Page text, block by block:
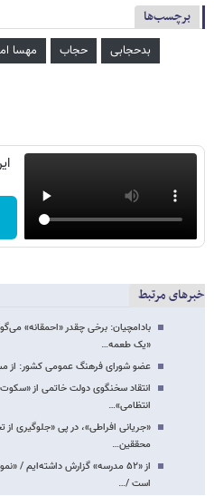
برچسب‌ها
بدحجابی حجاب مهسا
خبرهای مرتبط
بادامچیان: برخی چقدر «احمقانه»
«یک طعمه…
عضو شورای فرهنگ عمومی کشور: از
انتقاد سخنگوی دولت خاتمی از «سکوت
انتظامی»…
«جریانی افراطی»، در پی «جلوگیری
محققین…
از «۵۲ مدرسه» گزارش
است /…